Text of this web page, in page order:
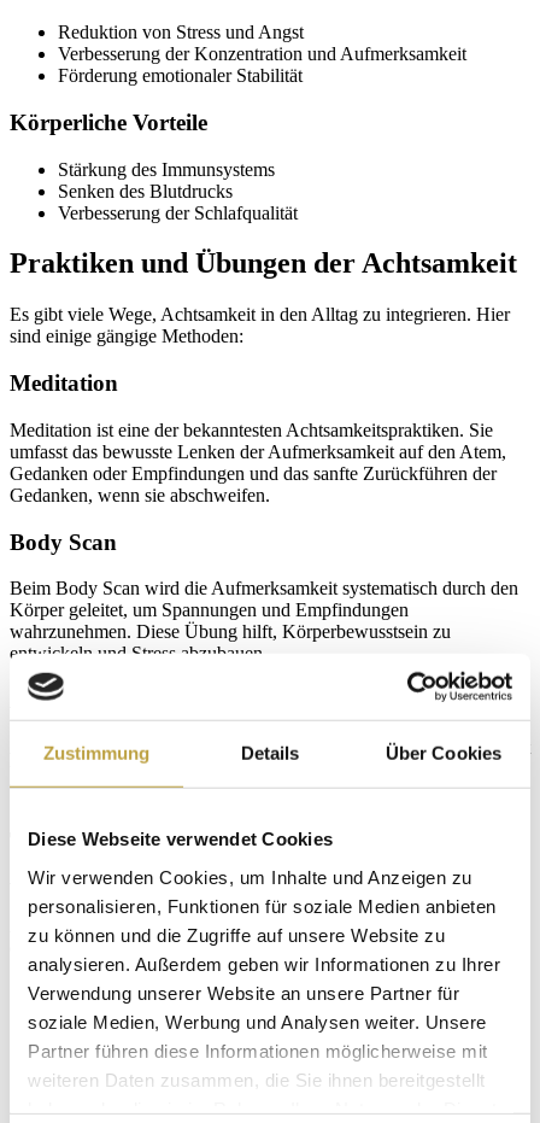
Zustimmung Details Über Cookies
Diese Webseite verwendet Cookies
Wir verwenden Cookies, um Inhalte und Anzeigen zu
personalisieren, Funktionen für soziale Medien anbieten
zu können und die Zugriffe auf unsere Website zu
analysieren. Außerdem geben wir Informationen zu Ihrer
Verwendung unserer Website an unsere Partner für
soziale Medien, Werbung und Analysen weiter. Unsere
Partner führen diese Informationen möglicherweise mit
weiteren Daten zusammen, die Sie ihnen bereitgestellt
Reduktion von Stress und Angst
Verbesserung der Konzentration und Aufmerksamkeit
Förderung emotionaler Stabilität
Körperliche Vorteile
Stärkung des Immunsystems
Senken des Blutdrucks
Verbesserung der Schlafqualität
Praktiken und Übungen der Achtsamkeit
Es gibt viele Wege, Achtsamkeit in den Alltag zu integrieren. Hier
sind einige gängige Methoden:
Meditation
Meditation ist eine der bekanntesten Achtsamkeitspraktiken. Sie
umfasst das bewusste Lenken der Aufmerksamkeit auf den Atem,
Gedanken oder Empfindungen und das sanfte Zurückführen der
Gedanken, wenn sie abschweifen.
Body Scan
Beim Body Scan wird die Aufmerksamkeit systematisch durch den
Körper geleitet, um Spannungen und Empfindungen
wahrzunehmen. Diese Übung hilft, Körperbewusstsein zu
entwickeln und Stress abzubauen.
Achtsames Essen
Achtsames Essen bedeutet, jede Mahlzeit mit voller Aufmerksamkeit
und ohne Ablenkungen zu genießen. Dies kann zu einer besseren
Verdauung und einem gesteigerten Genuss führen.
Tipps zur Integration von Achtsamkeit im
Alltag
Achtsamkeit kannst du leicht in deinen Alltag integrieren. Hier sind
einige Tipps:
Beginne den Tag mit einer kurzen Meditation.
Nutze Pausen für achtsames Atmen.
Sei bei alltäglichen Tätigkeiten wie Zähneputzen oder
Duschen bewusst präsent.
Führe ein Achtsamkeitstagebuch, um deine Erfahrungen zu